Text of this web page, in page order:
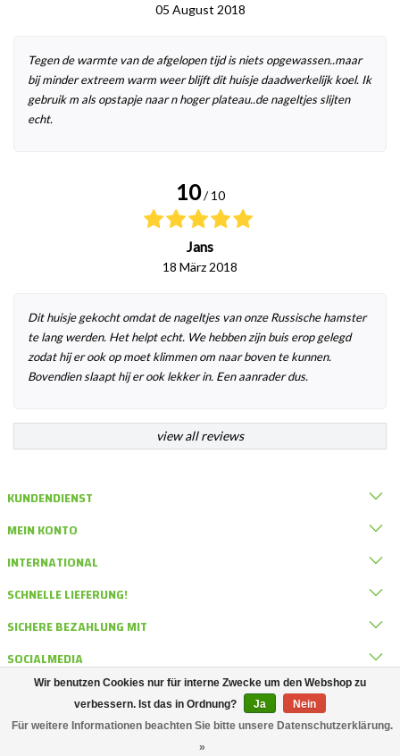
05 August 2018
Tegen de warmte van de afgelopen tijd is niets opgewassen..maar
bij minder extreem warm weer blijft dit huisje daadwerkelijk koel. Ik
gebruik m als opstapje naar n hoger plateau..de nageltjes slijten
echt.
10 / 10
Jans
18 März 2018
Dit huisje gekocht omdat de nageltjes van onze Russische hamster
te lang werden. Het helpt echt. We hebben zijn buis erop gelegd
zodat hij er ook op moet klimmen om naar boven te kunnen.
Bovendien slaapt hij er ook lekker in. Een aanrader dus.
view all reviews
KUNDENDIENST
MEIN KONTO
INTERNATIONAL
SCHNELLE LIEFERUNG!
SICHERE BEZAHLUNG MIT
SOCIALMEDIA
KONTAKT
© DRD Knaagdierwinkel
Wir benutzen Cookies nur für interne Zwecke um den Webshop zu
verbessern. Ist das in Ordnung?
Ja
Nein
Für weitere Informationen beachten Sie bitte unsere Datenschutzerklärung.
»